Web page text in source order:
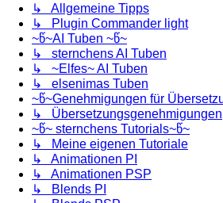
↳ Allgemeine Tipps
↳ Plugin Commander light
~წ~AI Tuben ~წ~
↳ sternchens AI Tuben
↳ ~Elfes~ AI Tuben
↳ elsenimas Tuben
~წ~Genehmigungen für
↳ Übersetzungsgenehmigungen
~წ~ sternchens Tutorials~წ~
↳ Meine eigenen Tutoriale
↳ Animationen PI
↳ Animationen PSP
↳ Blends PI